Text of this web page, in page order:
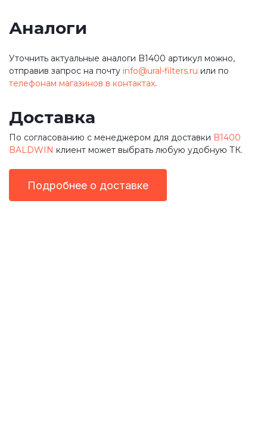
Аналоги
Уточнить актуальные аналоги B1400 артикул можно,
отправив запрос на почту info@ural-filters.ru или по
телефонам магазинов в контактах.
Доставка
По согласованию с менеджером для доставки B1400
BALDWIN клиент может выбрать любую удобную ТК.
Подробнее о доставке